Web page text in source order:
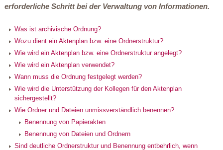
erforderliche Schritt bei der Verwaltung von Informationen.
Was ist archivische Ordnung?
Wozu dient ein Aktenplan bzw. eine Ordnerstruktur?
Wie wird ein Aktenplan bzw. eine Ordnerstruktur angelegt?
Wie wird ein Aktenplan verwendet?
Wann muss die Ordnung festgelegt werden?
Wie wird die Unterstützung der Kollegen für den Aktenplan
sichergestellt?
Wie Ordner und Dateien unmissverständlich benennen?
Benennung von Papierakten
Benennung von Dateien und Ordnern
Sind deutliche Ordnerstruktur und Benennung entbehrlich, wenn